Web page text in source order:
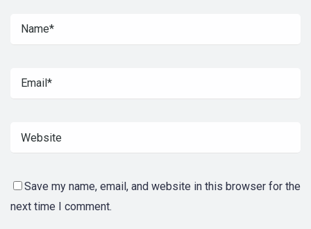
Save my name, email, and website in this browser for the
next time I comment.